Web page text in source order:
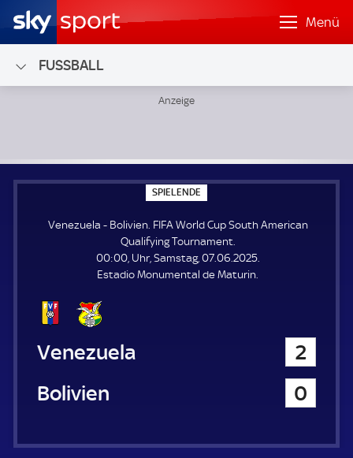
Menü
FUSSBALL
SPIELENDE
P
E
E
N
E
Venezuela - Bolivien. FIFA World Cup South American
Qualifying Tournament.
00:00, Uhr, Samstag, 07.06.2025.
Estadio Monumental de Maturin.
Venezuela
2
Bolivien
0